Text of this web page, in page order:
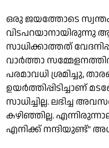
ഒരു ജയത്തോടെ
വിടപറയാനായിരുന്നു
സാധിക്കാത്തത്
വാർത്താ
പരമാവധി ശ്രമിച്ചു,
ഉയർത്തിപ്പിടിച്ചാണ്
സാധിച്ചില്ല. ലഭിച്ച
കഴിഞ്ഞില്ല.
എനിക്ക് നന്ദിയുണ്ട്"